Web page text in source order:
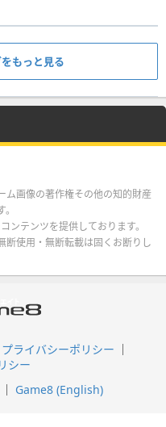
もっと見る
ム画像の著作権その他の知的財産
ンテンツを提供しております。
断使用・無断転載は固くお断りし
プライバシーポリシー
シー
Game8 (English)